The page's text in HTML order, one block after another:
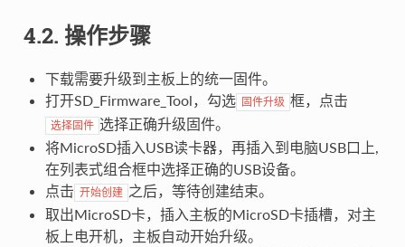
4.2. 操作步骤
下载需要升级到主板上的统一固件。
打开SD_Firmware_Tool，勾选 固件升级 框，点击
选择固件 选择正确升级固件。
将MicroSD插入USB读卡器，再插入到电脑USB口上,
在列表式组合框中选择正确的USB设备。
点击 开始创建 之后，等待创建结束。
取出MicroSD卡，插入主板的MicroSD卡插槽，对主
板上电开机，主板自动开始升级。